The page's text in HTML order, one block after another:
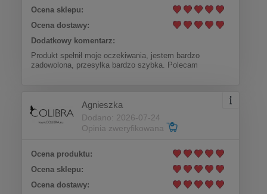
Ocena sklepu:
Ocena dostawy:
Dodatkowy komentarz:
Produkt spełnił moje oczekiwania, jestem bardzo
zadowolona, przesyłka bardzo szybka. Polecam
Agnieszka
Dodano: 2026-07-24
Opinia zweryfikowana
Ocena produktu:
Ocena sklepu:
Ocena dostawy: